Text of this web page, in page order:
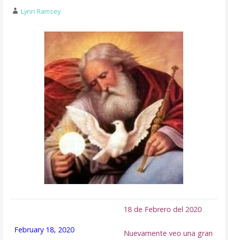
Lynn Ramsey
February 18, 2020
18 de Febrero del 2020
Nuevamente veo una gran